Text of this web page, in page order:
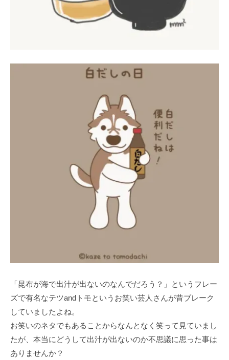
「昆布が海で出汁が出ないのなんでだろう？」というフレー
ズで有名なテツandトモというお笑い芸人さんが昔ブレーク
していましたよね。
お笑いのネタでもあることからなんとなく笑って見ていまし
たが、本当にどうして出汁が出ないのか不思議に思った事は
ありませんか？